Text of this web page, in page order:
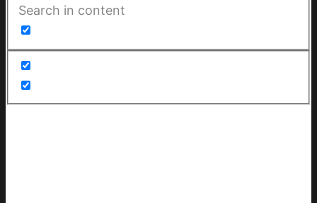
Search in content